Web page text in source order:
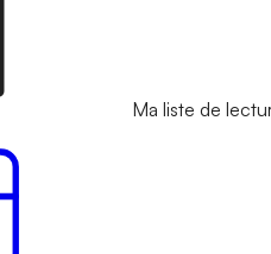
Ma liste de